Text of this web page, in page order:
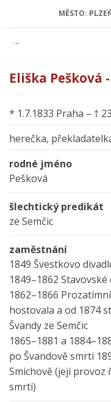
MĚSTO:
Eliška Pešková
* 1.7.1833 Praha – †
herečka,
rodné jméno
Pešková
šlechtický predikát
ze Semčic
zaměstnání
1849 Švestkovo
1849–1862 Stavovské
1862–1866
hostovala a od 1874
Švandy ze Semčic
1865–1881 a
po Švandově smrti
Smíchově (její provoz
smrti)